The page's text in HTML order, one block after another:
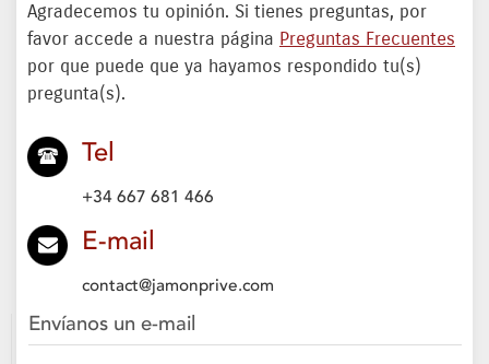
Agradecemos tu opinión. Si tienes preguntas, por
favor accede a nuestra página Preguntas Frecuentes
por que puede que ya hayamos respondido tu(s)
pregunta(s).
Tel
+34 667 681 466
E-mail
contact@jamonprive.com
Envíanos un e-mail